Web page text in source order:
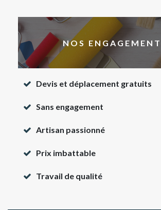
NOS
Devis et déplacement gratuits
Sans engagement
Artisan passionné
Prix imbattable
Travail de qualité